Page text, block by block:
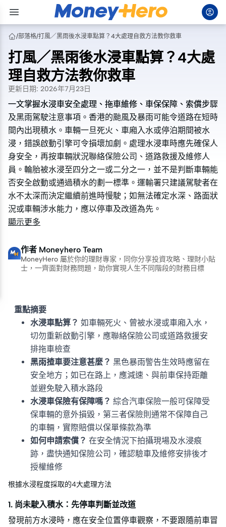
/部落格/打風／黑雨後水浸車點算？4大處理自救方法教你救車
打風／黑雨後水浸車點算？4大處
理自救方法教你救車
更新日期: 2026年7月23日
一文掌握水浸車安全處理、拖車維修、車保保障、索償步驟
及黑雨駕駛注意事項。香港的颱風及暴雨可能令道路在短時
間內出現積水。車輛一旦死火、車廂入水或停泊期間被水
浸，錯誤啟動引擎可令損壞加劇。處理水浸車時應先確保人
身安全，再按車輛狀況聯絡保險公司、道路救援及維修人
員。輪胎被水浸至四分之一或二分之一，並不是判斷車輛能
否安全啟動或通過積水的劃一標準。運輸署只建議駕駛者在
水不太深而決定繼續前進時慢駛；如無法確定水深、路面狀
況或車輛涉水能力，應以停車及改道為先。
一文掌握水浸車安全處理、拖車維修、車保保障、索償步驟
及黑雨駕駛注意事項。香港的颱風及暴雨可能令道路在短時
間內出現積水。車輛一旦死火、車廂入水或停泊期間被水
浸，錯誤啟動引擎可令損壞加劇。處理水浸車時應先確保人
身安全，再按車輛狀況聯絡保險公司、道路救援及維修人
員。輪胎被水浸至四分之一或二分之一，並不是判斷車輛能
否安全啟動或通過積水的劃一標準。運輸署只建議駕駛者在
水不太深而決定繼續前進時慢駛；如無法確定水深、路面狀
況或車輛涉水能力，應以停車及改道為先。
顯示更多
作者 Moneyhero Team
MoneyHero 屬於你的理財專家，同你分享投資攻略、理財小貼
士，一齊面對財務問題，助你實現人生不同階段的財務目標
重點摘要
水浸車點算？ 如車輛死火、曾被水浸或車廂入水，
切勿重新啟動引擎，應聯絡保險公司或道路救援安
排拖車檢查
黑雨揸車要注意甚麼？ 黑色暴雨警告生效時應留在
安全地方；如已在路上，應減速、與前車保持距離
並避免駛入積水路段
水浸車保險有保障嗎？ 綜合汽車保險一般可保障受
保車輛的意外損毀，第三者保險則通常不保障自己
的車輛，實際賠償以保單條款為準
如何申請索償？ 在安全情況下拍攝現場及水浸痕
跡，盡快通知保險公司，確認驗車及維修安排後才
授權維修
根據水浸程度採取的4大處理方法
1. 尚未駛入積水：先停車判斷並改道
發現前方水浸時，應在安全位置停車觀察，不要跟隨前車冒